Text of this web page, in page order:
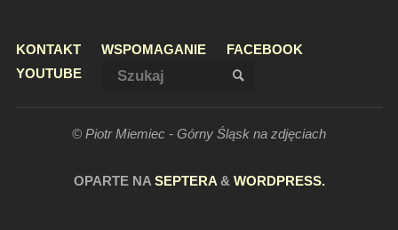
KONTAKT WSPOMAGANIE
FACEBOOK
YOUTUBE
SZUKAJ
© Piotr Miemiec - Górny Śląsk na zdjęciach
OPARTE NASEPTERA& WORDPRESS.